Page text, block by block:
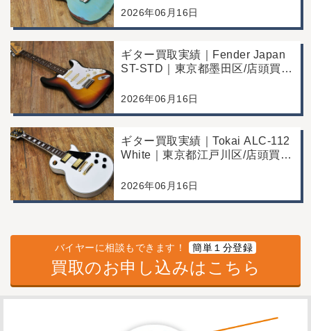
例
2026年06月16日
ギター買取実績｜Fender Japan
ST-STD｜東京都墨田区/店頭買
2026年06月16日
ギター買取実績｜Tokai ALC-112
White｜東京都江戸川区/店頭買
2026年06月16日
バイヤーに相談もできます！ 簡単１分登録
買取のお申し込みはこちら